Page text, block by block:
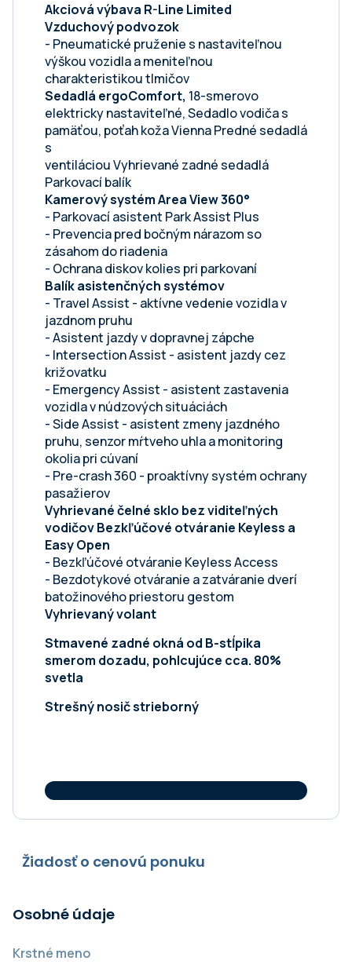
Akciová výbava R-Line Limited
Vzduchový podvozok
- Pneumatické pruženie s nastaviteľnou
výškou vozidla a meniteľnou
charakteristikou tlmičov
Sedadlá ergoComfort, 18-smerovo
elektricky nastaviteľné, Sedadlo vodiča s
pamäťou, poťah koža Vienna Predné sedadlá
s
ventiláciou Vyhrievané zadné sedadlá
Parkovací balík
Kamerový systém Area View 360°
- Parkovací asistent Park Assist Plus
- Prevencia pred bočným nárazom so
zásahom do riadenia
- Ochrana diskov kolies pri parkovaní
Balík asistenčných systémov
- Travel Assist - aktívne vedenie vozidla v
jazdnom pruhu
- Asistent jazdy v dopravnej zápche
- Intersection Assist - asistent jazdy cez
križovatku
- Emergency Assist - asistent zastavenia
vozidla v núdzových situáciách
- Side Assist - asistent zmeny jazdného
pruhu, senzor mŕtveho uhla a monitoring
okolia pri cúvaní
- Pre-crash 360 - proaktívny systém ochrany
pasažierov
Vyhrievané čelné sklo bez viditeľných
vodičovBezkľúčové otváranie Keyless a
Easy Open
- Bezkľúčové otváranie Keyless Access
- Bezdotykové otváranie a zatváranie dverí
batožinového priestoru gestom
Vyhrievaný volant
Stmavené zadné okná od B-stĺpika
smerom dozadu, pohlcujúce cca. 80%
svetla
Strešný nosič strieborný
Žiadosť o cenovú ponuku
Osobné údaje
Krstné meno